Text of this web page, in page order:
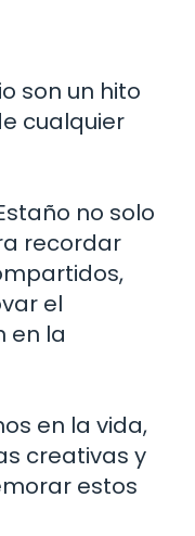
son un hito
cualquier
no solo
recordar
el
en la
en la vida,
creativas y
estos